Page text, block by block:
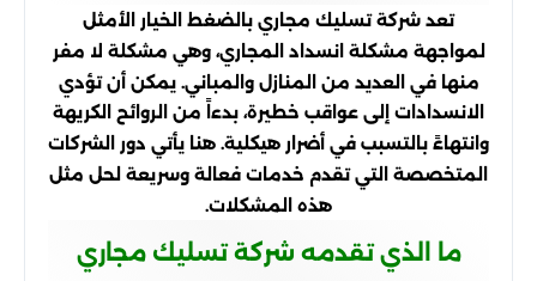
تعد شركة تسليك مجاري بالضغط الخيار الأمثل
لمواجهة مشكلة انسداد المجاري، وهي مشكلة لا مفر
منها في العديد من المنازل والمباني. يمكن أن تؤدي
الانسدادات إلى عواقب خطيرة، بدءاً من الروائح الكريهة
وانتهاءً بالتسبب في أضرار هيكلية. هنا يأتي دور الشركات
المتخصصة التي تقدم خدمات فعالة وسريعة لحل مثل
هذه المشكلات.
ما الذي تقدمه شركة تسليك مجاري